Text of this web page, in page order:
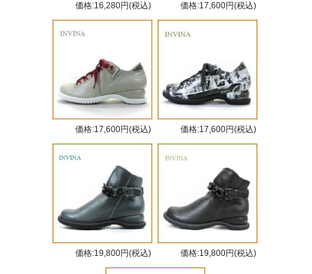
価格:16,280円(税込) 価格:17,600円(税込)
価格:17,600円(税込) 価格:17,600円(税込)
価格:19,800円(税込) 価格:19,800円(税込)